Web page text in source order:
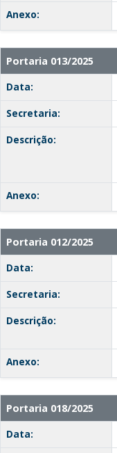
Anexo:
Portaria 013/2025
Data:
Secretaria:
Descrição:
Anexo:
Portaria 012/2025
Data:
Secretaria:
Descrição:
Anexo:
Portaria 018/2025
Data: